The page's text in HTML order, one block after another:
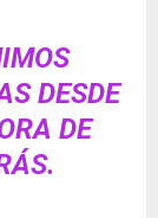
DESDE
DE